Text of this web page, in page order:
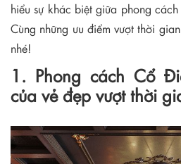
hiểu sự khác biệt giữa phong
Cùng những ưu điểm vượt thời
nhé!
1. Phong cách Cổ
của vẻ đẹp vượt thời